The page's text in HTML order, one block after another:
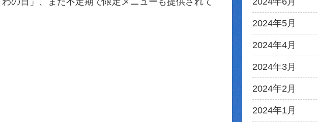
2024年5月
2024年4月
2024年3月
2024年2月
2024年1月